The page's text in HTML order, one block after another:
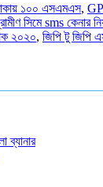
১০০ এসএমএস,
সিমে sms কেনার
২০২০, জিপি টু জিপি